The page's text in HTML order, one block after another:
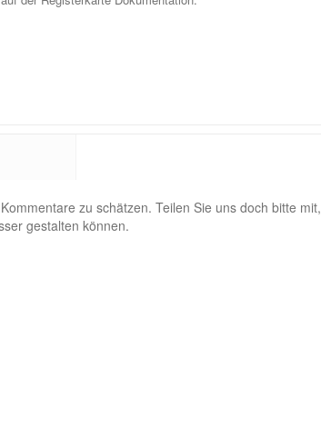
zu schätzen. Teilen Sie uns doch bitte mit,
gestalten können.